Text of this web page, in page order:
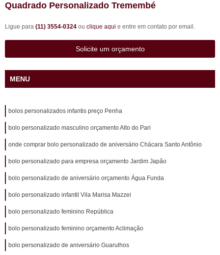
Quadrado Personalizado Tremembé
Ligue para (11) 3554-0324 ou clique aqui e entre em contato por email.
Solicite um orçamento
MENU
bolos personalizados infantis preço Penha
bolo personalizado masculino orçamento Alto do Pari
onde comprar bolo personalizado de aniversário Chácara Santo Antônio
bolo personalizado para empresa orçamento Jardim Japão
bolo personalizado de aniversário orçamento Água Funda
bolo personalizado infantil Vila Marisa Mazzei
bolo personalizado feminino República
bolo personalizado feminino orçamento Aclimação
bolo personalizado de aniversário Guarulhos